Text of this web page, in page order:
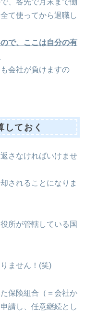
、客先で月末まで働
て使ってから退職し
で、ここは自分の有
会社が負けますの
ておく
さなければいけませ
されることになりま
所が管轄している国
ません！(笑)
保険組合（＝会社か
請し、任意継続とし